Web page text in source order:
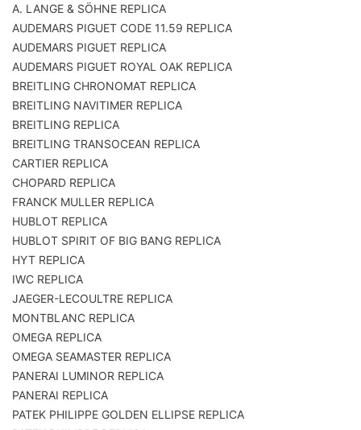
A. LANGE & SÖHNE REPLICA
AUDEMARS PIGUET CODE 11.59 REPLICA
AUDEMARS PIGUET REPLICA
AUDEMARS PIGUET ROYAL OAK REPLICA
BREITLING CHRONOMAT REPLICA
BREITLING NAVITIMER REPLICA
BREITLING REPLICA
BREITLING TRANSOCEAN REPLICA
CARTIER REPLICA
CHOPARD REPLICA
FRANCK MULLER REPLICA
HUBLOT REPLICA
HUBLOT SPIRIT OF BIG BANG REPLICA
HYT REPLICA
IWC REPLICA
JAEGER-LECOULTRE REPLICA
MONTBLANC REPLICA
OMEGA REPLICA
OMEGA SEAMASTER REPLICA
PANERAI LUMINOR REPLICA
PANERAI REPLICA
PATEK PHILIPPE GOLDEN ELLIPSE REPLICA